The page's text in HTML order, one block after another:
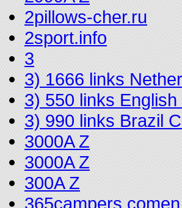
2pillows-cher.ru
2sport.info
3
3) 1666 links
3) 550 links
3) 990 links Brazil
3000A Z
3000A Z
300A Z